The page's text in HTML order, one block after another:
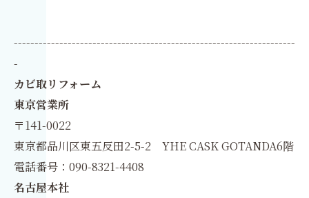
--------------------------------------------------------------------
-
カビ取リフォーム
東京営業所
〒141-0022
東京都品川区東五反田2-5-2 YHE CASK GOTANDA6階
電話番号：090-8321-4408
名古屋本社